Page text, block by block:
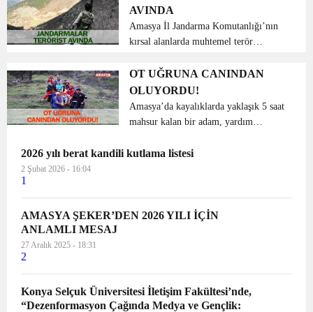
Temmuz Cumartesi günü öğleden sonra
başlayacak olan 13. Suluov...
AVINDA
Amasya İl Jandarma Komutanlığı’nın
kırsal alanlarda muhtemel terör
muhtelif bölgelerde yaptığı arama-
tarama faaliyetleri sürüyor. Yaklaşık 2
aydır Taşova kırsalınd...
OT UĞRUNA CANINDAN
OLUYORDU!
Amasya’da kayalıklarda yaklaşık 5 saat
mahsur kalan bir adam, yardım
ekiplere haber verilince kurtarıldı.
2026 yılı berat kandili kutlama listesi
2 Şubat 2026 - 16:04
1
AMASYA ŞEKER’DEN 2026 YILI İÇİN
ANLAMLI MESAJ
27 Aralık 2025 - 18:31
2
Konya Selçuk Üniversitesi İletişim Fakültesi’nde,
“Dezenformasyon Çağında Medya ve Gençlik: